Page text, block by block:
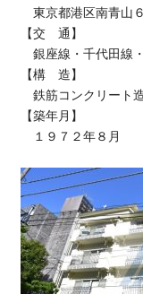
東京都港区南青山
【交 通】
銀座線・千代田線
【構 造】
鉄筋コンクリート
【築年月】
１９７２年８月